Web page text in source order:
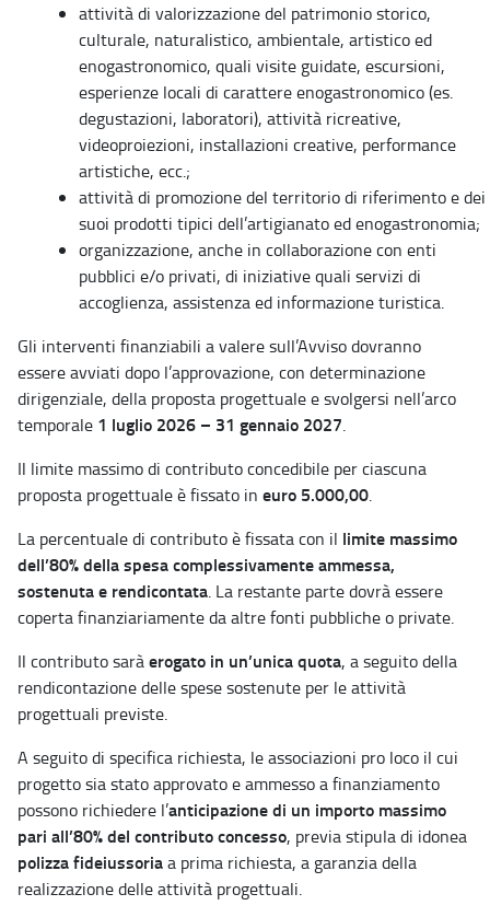
attività di valorizzazione del patrimonio storico,
culturale, naturalistico, ambientale, artistico ed
enogastronomico, quali visite guidate, escursioni,
esperienze locali di carattere enogastronomico (es.
degustazioni, laboratori), attività ricreative,
videoproiezioni, installazioni creative, performance
artistiche, ecc.;
attività di promozione del territorio di riferimento e dei
suoi prodotti tipici dell’artigianato ed enogastronomia;
organizzazione, anche in collaborazione con enti
pubblici e/o privati, di iniziative quali servizi di
accoglienza, assistenza ed informazione turistica.
Gli interventi finanziabili a valere sull’Avviso dovranno
essere avviati dopo l’approvazione, con determinazione
dirigenziale, della proposta progettuale e svolgersi nell’arco
temporale 1 luglio 2026 – 31 gennaio 2027.
Il limite massimo di contributo concedibile per ciascuna
proposta progettuale è fissato in euro 5.000,00.
La percentuale di contributo è fissata con il limite massimo
dell’80% della spesa complessivamente ammessa,
sostenuta e rendicontata. La restante parte dovrà essere
coperta finanziariamente da altre fonti pubbliche o private.
Il contributo saràerogato in un’unica quota, a seguito della
rendicontazione delle spese sostenute per le attività
progettuali previste.
A seguito di specifica richiesta, le associazioni pro loco il cui
progetto sia stato approvato e ammesso a finanziamento
possono richiedere l’anticipazione di un importo massimo
pari all’80% del contributo concesso, previa stipula di idonea
polizza fideiussoriaa prima richiesta, a garanzia della
realizzazione delle attività progettuali.